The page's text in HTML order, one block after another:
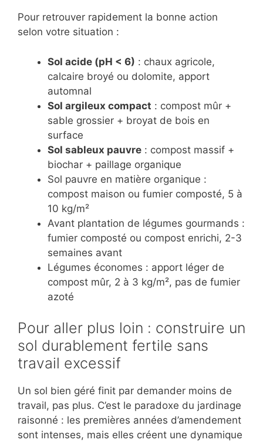
Pour retrouver rapidement la bonne action
selon votre situation :
Sol acide (pH < 6) : chaux agricole,
calcaire broyé ou dolomite, apport
automnal
Sol argileux compact : compost mûr +
sable grossier + broyat de bois en
surface
Sol sableux pauvre : compost massif +
biochar + paillage organique
Sol pauvre en matière organique :
compost maison ou fumier composté, 5 à
10 kg/m²
Avant plantation de légumes gourmands :
fumier composté ou compost enrichi, 2-3
semaines avant
Légumes économes : apport léger de
compost mûr, 2 à 3 kg/m², pas de fumier
azoté
Pour aller plus loin : construire un
sol durablement fertile sans
travail excessif
Un sol bien géré finit par demander moins de
travail, pas plus. C’est le paradoxe du jardinage
raisonné : les premières années d’amendement
sont intenses, mais elles créent une dynamique